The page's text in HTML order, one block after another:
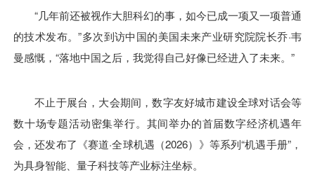
“几年前还被视作大胆科幻的事，如今已成一项又一项普通
的技术发布。”多次到访中国的美国未来产业研究院院长乔·韦
曼感慨，“落地中国之后，我觉得自己好像已经进入了未来。”
不止于展台，大会期间，数字友好城市建设全球对话会等
数十场专题活动密集举行。其间举办的首届数字经济机遇年
会，还发布了《赛道·全球机遇（2026）》等系列“机遇手册”，
为具身智能、量子科技等产业标注坐标。